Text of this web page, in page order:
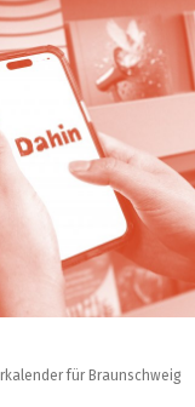
für Braunschweig